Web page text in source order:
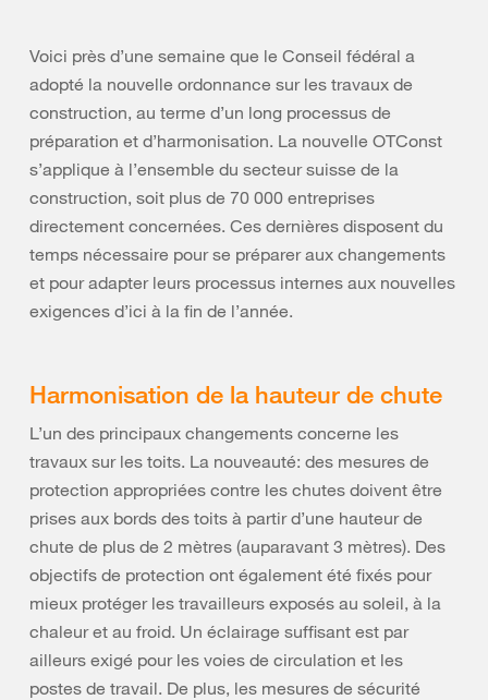
Voici près d’une semaine que le Conseil fédéral a
adopté la nouvelle ordonnance sur les travaux de
construction, au terme d’un long processus de
préparation et d’harmonisation. La nouvelle OTConst
s’applique à l’ensemble du secteur suisse de la
construction, soit plus de 70 000 entreprises
directement concernées. Ces dernières disposent du
temps nécessaire pour se préparer aux changements
et pour adapter leurs processus internes aux nouvelles
exigences d’ici à la fin de l’année.
Harmonisation de la hauteur de chute
L’un des principaux changements concerne les
travaux sur les toits. La nouveauté: des mesures de
protection appropriées contre les chutes doivent être
prises aux bords des toits à partir d’une hauteur de
chute de plus de 2 mètres (auparavant 3 mètres). Des
objectifs de protection ont également été fixés pour
mieux protéger les travailleurs exposés au soleil, à la
chaleur et au froid. Un éclairage suffisant est par
ailleurs exigé pour les voies de circulation et les
postes de travail. De plus, les mesures de sécurité